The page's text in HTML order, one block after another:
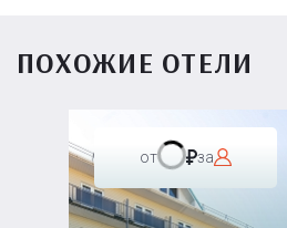
ПОХОЖИЕ ОТЕЛИ
от за